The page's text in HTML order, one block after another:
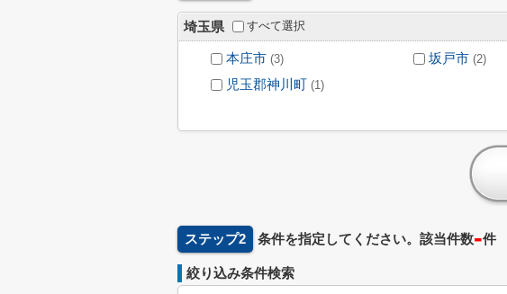
埼玉県 すべて選択
本庄市 (3) 坂戸市 (2)
児玉郡神川町 (1)
ステップ2 条件を指定してください。該当件数-件
絞り込み条件検索